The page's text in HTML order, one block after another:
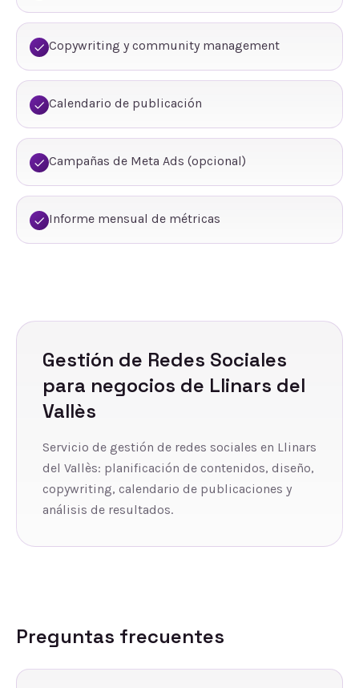
Copywriting y community management
Calendario de publicación
Campañas de Meta Ads (opcional)
Informe mensual de métricas
Gestión de Redes Sociales
para negocios de Llinars del
Vallès
Servicio de gestión de redes sociales en Llinars
del Vallès: planificación de contenidos, diseño,
copywriting, calendario de publicaciones y
análisis de resultados.
Preguntas frecuentes